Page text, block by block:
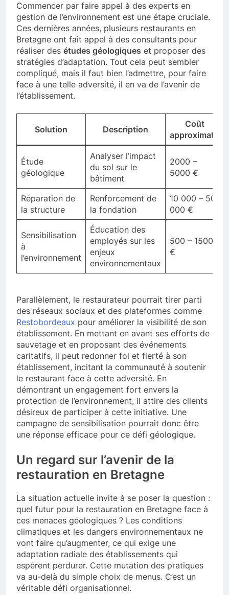
Commencer par faire appel à des experts en
gestion de l’environnement est une étape cruciale.
Ces dernières années, plusieurs restaurants en
Bretagne ont fait appel à des consultants pour
réaliser des études géologiques et proposer des
stratégies d’adaptation. Tout cela peut sembler
compliqué, mais il faut bien l’admettre, pour faire
face à une telle adversité, il en va de l’avenir de
l’établissement.
Solution Description
Coût
approximatif
Étude
géologique
Analyser l’impact
du sol sur le
bâtiment
2000 –
5000 €
Réparation de
la structure
Renforcement de
la fondation
10 000 – 50
000 €
Sensibilisation
à
l’environnement
Éducation des
employés sur les
enjeux
environnementaux
500 – 1500
€
Parallèlement, le restaurateur pourrait tirer parti
des réseaux sociaux et des plateformes comme
Restobordeaux pour améliorer la visibilité de son
établissement. En mettant en avant ses efforts de
sauvetage et en proposant des événements
caritatifs, il peut redonner foi et fierté à son
établissement, incitant la communauté à soutenir
le restaurant face à cette adversité. En
démontrant un engagement fort envers la
protection de l’environnement, il attire des clients
désireux de participer à cette initiative. Une
campagne de sensibilisation pourrait donc être
une réponse efficace pour ce défi géologique.
Un regard sur l’avenir de la
restauration en Bretagne
La situation actuelle invite à se poser la question :
quel futur pour la restauration en Bretagne face à
ces menaces géologiques ? Les conditions
climatiques et les dangers environnementaux ne
vont faire qu’augmenter, ce qui exige une
adaptation radiale des établissements qui
espèrent perdurer. Cette mutation des pratiques
va au-delà du simple choix de menus. C’est un
véritable défi organisationnel.